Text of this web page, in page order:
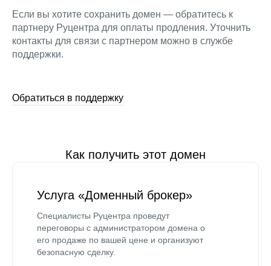
Если вы хотите сохранить домен — обратитесь к
партнеру Руцентра для оплаты продления. Уточнить
контакты для связи с партнером можно в службе
поддержки.
Обратиться в поддержку
Как получить этот домен
Услуга «Доменный брокер»
Специалисты Руцентра проведут
переговоры с администратором домена о
его продаже по вашей цене и организуют
безопасную сделку.